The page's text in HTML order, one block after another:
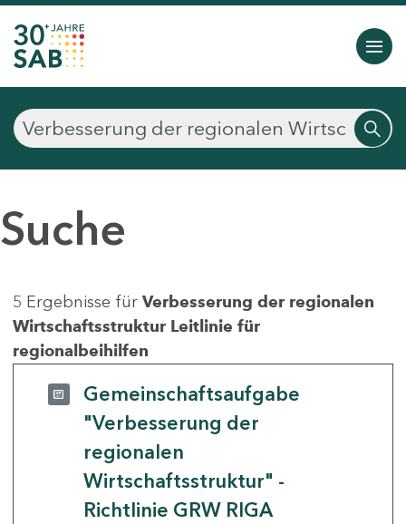
Suche
5 Ergebnisse für Verbesserung der regionalen
Wirtschaftsstruktur Leitlinie für
regionalbeihilfen
Gemeinschaftsaufgabe
"Verbesserung der
regionalen
Wirtschaftsstruktur" -
Richtlinie GRW RIGA